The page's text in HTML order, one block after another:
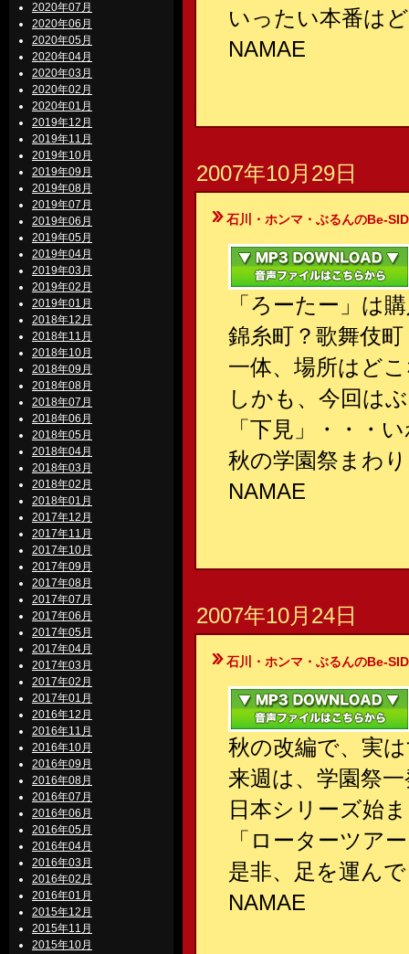
2020年07月
2020年06月
2020年05月
2020年04月
2020年03月
2020年02月
2020年01月
2019年12月
2019年11月
2019年10月
2019年09月
2019年08月
2019年07月
2019年06月
2019年05月
2019年04月
2019年03月
2019年02月
2019年01月
2018年12月
2018年11月
2018年10月
2018年09月
2018年08月
2018年07月
2018年06月
2018年05月
2018年04月
2018年03月
2018年02月
2018年01月
2017年12月
2017年11月
2017年10月
2017年09月
2017年08月
2017年07月
2017年06月
2017年05月
2017年04月
2017年03月
2017年02月
2017年01月
2016年12月
2016年11月
2016年10月
2016年09月
2016年08月
2016年07月
2016年06月
2016年05月
2016年04月
2016年03月
2016年02月
2016年01月
2015年12月
2015年11月
2015年10月
いったい本番は
NAMAE
2007年10月29日
石川・ホンマ・ぶるんのBe-
「ろーたー」は
錦糸町？歌舞伎
一体、場所はど
しかも、今回は
「下見」・・・
秋の学園祭まわ
NAMAE
2007年10月24日
石川・ホンマ・ぶるんのBe-
秋の改編で、実
来週は、学園祭
日本シリーズ始
「ローターツア
是非、足を運ん
NAMAE